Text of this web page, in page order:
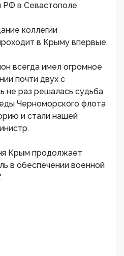
РФ в Севастополе.
коллегии
в Крыму впервые.
всегда имел огромное
почти двух с
не раз решалась судьба
Черноморского флота
и стали нашей
Крым продолжает
в обеспечении военной